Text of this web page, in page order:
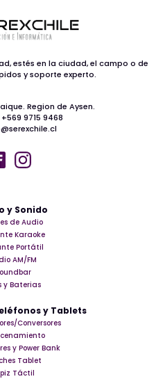
y Sonido
de Audio
Karaoke
Portátil
AM/FM
y Baterias
y Tablets
Conversores
y Power Bank
Tablet
Táctil
estés en la ciudad, el campo o de
y soporte experto.
Region de Aysen.
9715 9468